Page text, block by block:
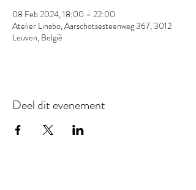
08 Feb 2024, 18:00 – 22:00
Atelier Linabo, Aarschotsesteenweg 367, 3012
Leuven, België
Deel dit evenement